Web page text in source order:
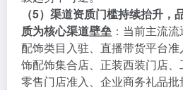
（5）渠道资质门槛持续抬升，
质为核心渠道壁垒 ：当前主流
配饰类目入驻、直播带货平台
饰配饰集合店、正装西装门店
零售门店准入、企业商务礼品